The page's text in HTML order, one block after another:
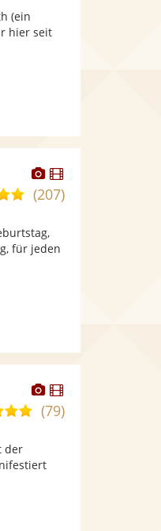
bereit.
5
Sternen
(ein
hier seit
Dieser
Künstler
stellt
bereit.
Dieser
Künstler
5,0
5
Sternen
(207)
für jeden
Dieser
Künstler
stellt
Dieser
Künstler
5,0
Sternen
(79)
der